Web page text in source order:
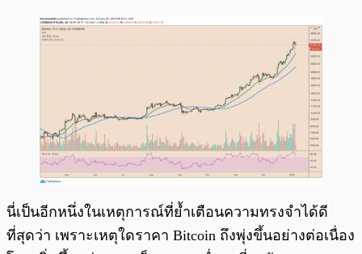
นี่เป็นอีกหนึ่งในเหตุการณ์ที่ย้ำเตือนความทรงจำได้ดี
ที่สุดว่า เพราะเหตุใดราคา Bitcoin ถึงพุ่งขึ้นอย่างต่อเนื่อง